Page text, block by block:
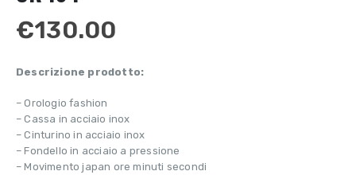
€130.00
Descrizione prodotto:
– Orologio fashion
– Cassa in acciaio inox
– Cinturino in acciaio inox
– Fondello in acciaio a pressione
– Movimento japan ore minuti secondi